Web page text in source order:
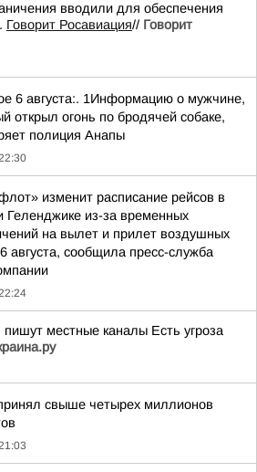
вводили для обеспечения
Говорит Росавиация// Говорит
6 августа:. 1Информацию о мужчине,
открыл огонь по бродячей собаке,
полиция Анапы
изменит расписание рейсов в
Геленджике из-за временных
на вылет и прилет воздушных
августа, сообщила пресс-служба
местные каналы Есть угроза
свыше четырех миллионов